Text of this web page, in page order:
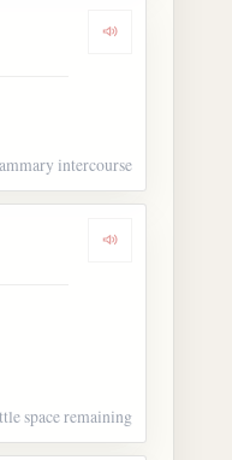
Dengarkan
intercourse
Dengarkan
space remaining